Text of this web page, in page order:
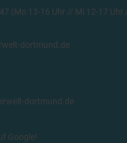
(Mo 13-16 Uhr // Mi 12-17 Uhr
dortmund.de
dortmund.de
Google!